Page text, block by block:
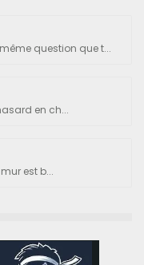
question que t...
en ch...
est b...